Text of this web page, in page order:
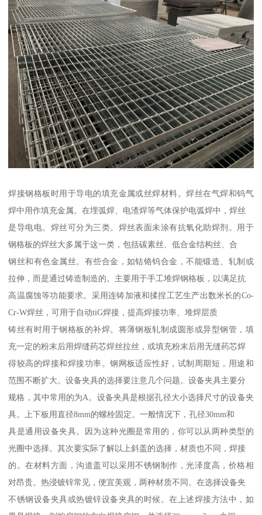
焊接钢格板时用于导电的填充金属或丝焊材料。焊丝在气焊和钨气
焊中用作填充金属。在埋弧焊、电渣焊等气体保护电弧焊中，焊丝
是导电电。焊丝可分为三类。焊丝表面未涂有抗氧化助焊剂。用于
钢格板的焊丝大多属于这一类，包括碳素丝、低合金结构丝、合
钢丝和有色金属丝。有些合金，如钴铬钨合金，不能锻造、轧制或
拉伸，而是通过铸造制造的。主要用于手工堆焊钢格板，以满足抗
高温腐蚀等功能要求。采用连铸加液和揉捏工艺生产出数米长的Co-
Cr-W焊丝，可用于自动tiG焊接，提高焊接功率、堆焊层质
铸丝有时用于钢格板的补焊。将薄钢板轧制成圆形或异型钢管，填
充一定的粉末后用焊缝药芯焊丝拉丝，或填充粉末后用无缝药芯焊
得较高的焊接和焊接功率。钢网板适应性好，试制周期短，用途和
范围不断扩大。设备夹具的选择要注意几个问题。设备夹具主要分
规格，其中常用的为A。设备夹具是根据孔径大小选择尺寸的设备夹
具。上下板用直径8mm的螺栓固定。一般情况下，孔径30mm和
具是通用设备夹具。因为这种光圈是常用的，你可以从两种类型的
光圈中选择。其次要实际了解以上斜盖的选择，材质也不同，焊接
的。在材料方面，沟道盖可以采用不锈钢制作，光泽度高，价格相
对昂贵。热浸镀锌常见，便宜美观，两种材质不同。在选择设备夹
不锈钢设备夹具或热镀锌设备夹具的时候。在上述焊接方法中，如